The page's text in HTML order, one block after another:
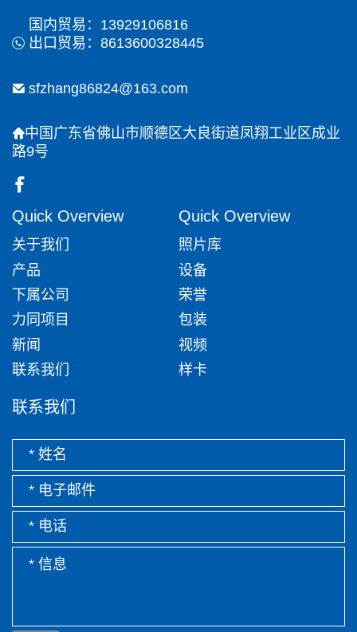
国内贸易：13929106816
出口贸易：8613600328445
sfzhang86824@163.com
中国广东省佛山市顺德区大良街道凤翔工业区成业
路9号
Quick Overview
关于我们
产品
下属公司
力同项目
新闻
联系我们
Quick Overview
照片库
设备
荣誉
包装
视频
样卡
联系我们